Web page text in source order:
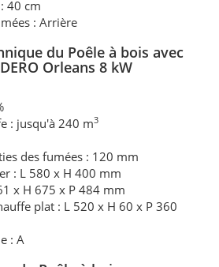
40 cm
: Arrière
du Poêle à bois avec
Orleans 8 kW
: jusqu'à 240 m3
des fumées : 120 mm
: L 580 x H 400 mm
x H 675 x P 484 mm
plat : L 520 x H 60 x P 360
: A